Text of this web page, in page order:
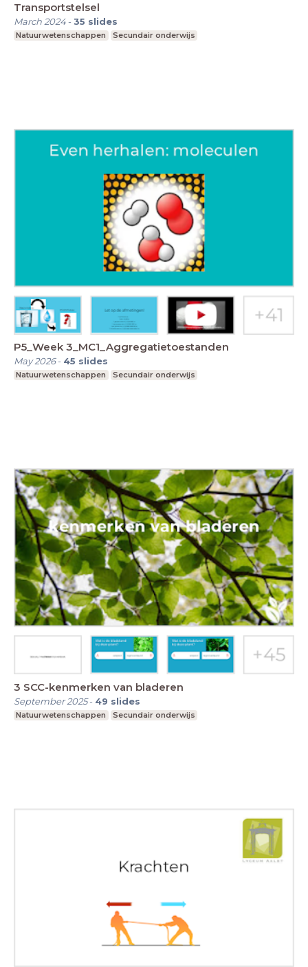
Transportstelsel
March 2024-35 slides
Natuurwetenschappen Secundair onderwijs
P5_Week 3_MC1_Aggregatietoestanden
May 2026- 45 slides
Natuurwetenschappen Secundair onderwijs
3 SCC-kenmerken van bladeren
September 2025- 49 slides
Natuurwetenschappen Secundair onderwijs